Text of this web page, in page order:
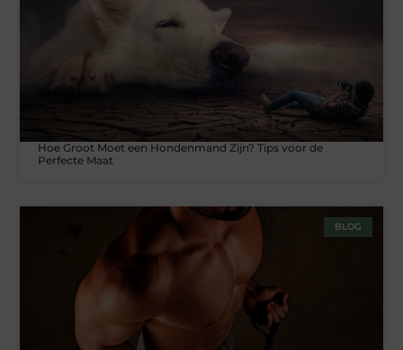
Hoe Groot Moet een Hondenmand Zijn? Tips voor de
Perfecte Maat
BLOG